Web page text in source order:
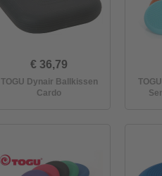
€ 36,79
TOGU Dynair Ballkissen
Cardo